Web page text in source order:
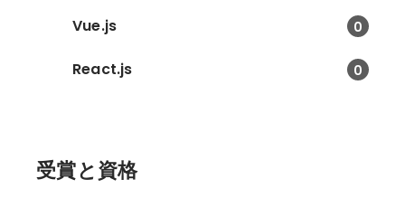
Vue.js 0
React.js 0
受賞と資格